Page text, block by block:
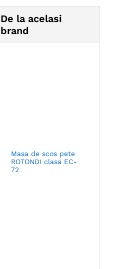
De la acelasi
brand
Masa de scos pete
ROTONDI clasa EC-
72